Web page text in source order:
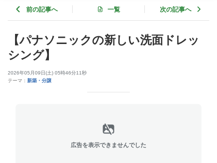
前の記事へ 一覧 次の記事へ
【パナソニックの新しい洗面ドレッ
シング】
2026年05月09日(土) 05時46分11秒
テーマ： 新築・分譲
広告を表示できませんでした